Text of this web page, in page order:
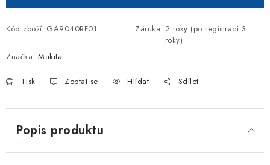
Kód zboží: GA9040RF01 Záruka: 2 roky (po registraci 3
roky)
Značka: Makita
Tisk Zeptat se Hlídat Sdílet
Popis produktu